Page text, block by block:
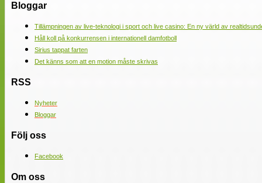
Bloggar
Tillämpningen av live-teknologi i sport och live casino: En ny värld av
Håll koll på konkurrensen i internationell damfotboll
Sirius tappat farten
Det känns som att en motion måste skrivas
RSS
Nyheter
Bloggar
Följ oss
Facebook
Om oss